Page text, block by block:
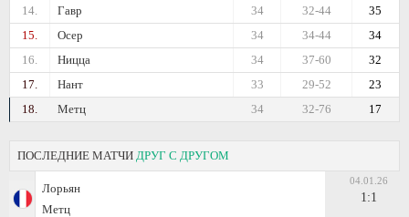
14.
Гавр 35
32-44
34
15.
Осер 34
34-44
34
16.
Ницца 32
37-60
34
17.
Нант 23
29-52
33
18.
Метц 17
32-76
34
ПОСЛЕДНИЕ МАТЧИ ДРУГ С ДРУГОМ
Лорьян
Метц
04.01.26
1:1